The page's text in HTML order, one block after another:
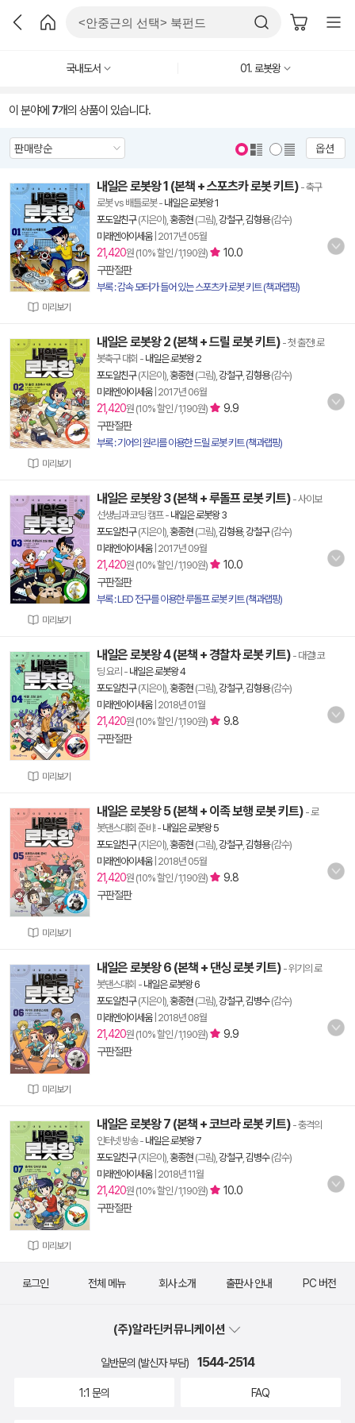
국내도서 01. 로봇왕
이 분야에 7개의 상품이 있습니다.
옵션
미리보기
내일은 로봇왕 1 (본책 + 스포츠카 로봇 키트) - 축구
로봇 vs 배틀로봇- 내일은 로봇왕 1
포도알친구(지은이), 홍종현 (그림), 강철구, 김형용(감수)
미래엔아이세움| 2017년 05월
21,420원 (10% 할인 / 1,190원)
10.0
구판절판
부록 : 감속 모터가 들어 있는 스포츠카 로봇 키트 (책과랩핑)
미리보기
내일은 로봇왕 2 (본책 + 드릴 로봇 키트) - 첫 출전! 로
봇축구 대회 - 내일은 로봇왕 2
포도알친구(지은이), 홍종현 (그림), 강철구, 김형용(감수)
미래엔아이세움| 2017년 06월
21,420원 (10% 할인 / 1,190원)
9.9
구판절판
부록 : 기어의 원리를 이용한 드릴 로봇 키트 (책과랩핑)
미리보기
내일은 로봇왕 3 (본책 + 루돌프 로봇 키트) - 사이보
선생님과 코딩 캠프- 내일은 로봇왕 3
포도알친구(지은이), 홍종현 (그림), 김형용,강철구(감수)
미래엔아이세움| 2017년 09월
21,420원 (10% 할인 / 1,190원)
10.0
구판절판
부록 : LED 전구를 이용한 루돌프 로봇 키트 (책과랩핑)
미리보기
내일은 로봇왕 4 (본책 + 경찰차 로봇 키트) - 대결! 코
딩 요리 - 내일은 로봇왕 4
포도알친구(지은이), 홍종현 (그림), 강철구, 김형용(감수)
미래엔아이세움| 2018년 01월
21,420원 (10% 할인 / 1,190원)
9.8
구판절판
미리보기
내일은 로봇왕 5 (본책 + 이족 보행 로봇 키트) - 로
봇댄스대회 준비!- 내일은 로봇왕 5
포도알친구(지은이), 홍종현 (그림), 강철구, 김형용(감수)
미래엔아이세움| 2018년 05월
21,420원 (10% 할인 / 1,190원)
9.8
구판절판
미리보기
내일은 로봇왕 6 (본책 + 댄싱 로봇 키트) - 위기의 로
봇댄스대회 - 내일은 로봇왕 6
포도알친구(지은이), 홍종현 (그림), 강철구, 김병수(감수)
미래엔아이세움| 2018년 08월
21,420원 (10% 할인 / 1,190원)
9.9
구판절판
미리보기
내일은 로봇왕 7 (본책 + 코브라 로봇 키트) - 충격의
인터넷 방송- 내일은 로봇왕 7
포도알친구(지은이), 홍종현 (그림), 강철구, 김병수(감수)
미래엔아이세움| 2018년 11월
21,420원 (10% 할인 / 1,190원)
10.0
구판절판
로그인 전체 메뉴 회사 소개 출판사 안내 PC 버전
(주)알라딘커뮤니케이션
일반문의 (발신자 부담) 1544-2514
1:1 문의 FAQ